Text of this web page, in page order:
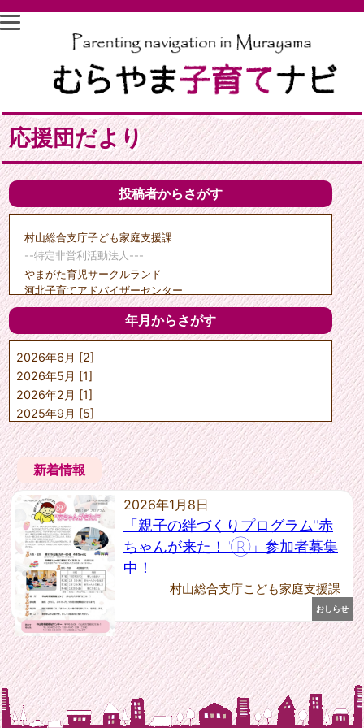
応援団だより
投稿者からさがす
村山総合支庁子ども家庭支援課
--特定非営利活動法人---
やまがた育児サークルランド
河北子育てアドバイザーセンター
子育て支援天の童
ポポーのひろば
---市町村---
山形市こども未来課
上山市子ども子育て課
天童市子育て支援課
寒河江市子育て推進課
村山市子育て支援課
東根市子育て健康課
尾花沢市福祉課
中山町健康福祉課
山辺町保健福祉課
河北町健康福祉課
西川町健康福祉課
朝日町健康福祉課
大江町健康福祉課
大石田町保健福祉課
村山教育事務所社会教育課
---任意団体---
村山教育事務所社会教育課
年月からさがす
2026年6月 [2]
2026年5月 [1]
2026年2月 [1]
2025年9月 [5]
2025年7月 [1]
2025年6月 [2]
2025年5月 [1]
2025年4月 [1]
2025年1月 [1]
2024年12月 [2]
2024年10月 [4]
2024年9月 [1]
2024年8月 [1]
2024年7月 [1]
2024年6月 [2]
2024年5月 [1]
2024年4月 [2]
2023年12月 [1]
2023年11月 [1]
2023年10月 [1]
新着情報
おしらせ
2026年1月8日
「親子の絆づくりプログラム"赤
ちゃんが来た！"Ⓡ」参加者募集
中！
村山総合支庁こども家庭支援課